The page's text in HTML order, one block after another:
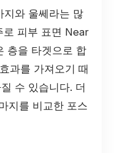
지와 울쎄라는 많
로 피부 표면 Near
층을 타겟으로 합
과를 가져오기 때
수 있습니다. 더
지를 비교한 포스